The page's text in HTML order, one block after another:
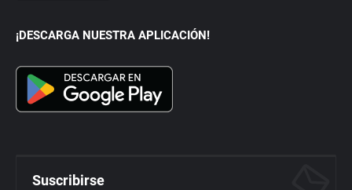
¡DESCARGA NUESTRA APLICACIÓN!
Suscribirse